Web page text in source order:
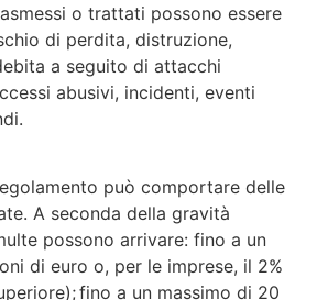
o trattati possono essere
di perdita, distruzione,
a seguito di attacchi
abusivi, incidenti, eventi
può comportare delle
A seconda della gravità
possono arrivare: fino a un
di euro o, per le imprese, il 2%
fino a un massimo di 20